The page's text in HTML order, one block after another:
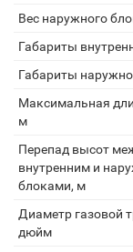
Вес наружного
Габариты
Габариты
Максимальная
м
Перепад высот
внутренним и
блоками, м
Диаметр газовой
дюйм